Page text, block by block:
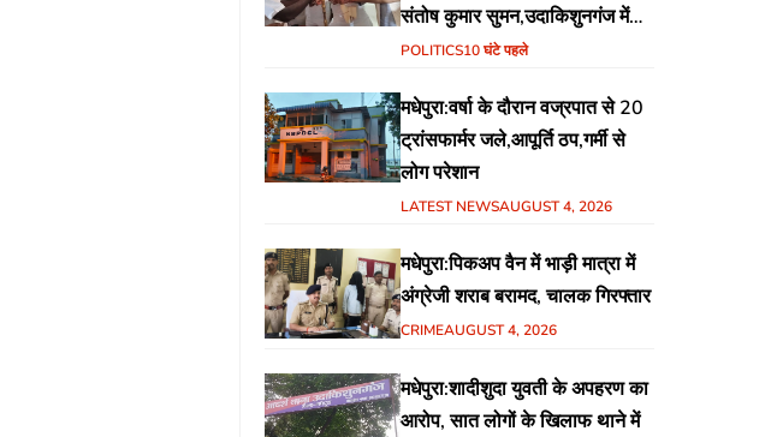
संतोष कुमार सुमन,उदाकिशुनगंज में
हिंदुस्तानी आवाम मोर्चा के गरीब चौपाल
विभिन्न मुद्दों पर हुई चर्चा
POLITICS10 घंटे पहले
मधेपुरा:वर्षा के दौरान वज्रपात से 20
ट्रांसफार्मर जले,आपूर्ति ठप,गर्मी से
लोग परेशान
LATEST NEWSAUGUST 4, 2026
मधेपुरा:पिकअप वैन में भाड़ी मात्रा में
अंग्रेजी शराब बरामद, चालक गिरफ्तार
CRIMEAUGUST 4, 2026
मधेपुरा:शादीशुदा युवती के अपहरण का
आरोप, सात लोगों के खिलाफ थाने में